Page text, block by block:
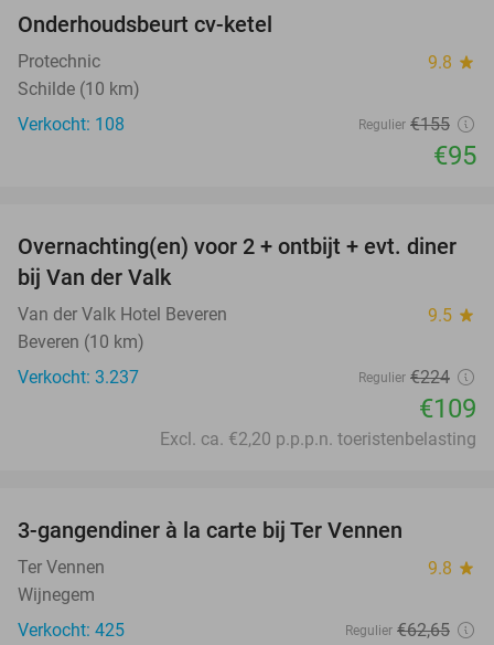
Onderhoudsbeurt cv-ketel
Protechnic 9.8 star
Schilde (10 km)
Verkocht: 108
Regulier €155
€95
51%
Overnachting(en) voor 2 + ontbijt + evt. diner
bij Van der Valk
Van der Valk Hotel Beveren 9.5 star
Beveren (10 km)
Verkocht: 3.237
Regulier €224
€109
Excl. ca. €2,20 p.p.p.n. toeristenbelasting
3-gangendiner à la carte bij Ter Vennen
Ter Vennen 9.8 star
Wijnegem
Verkocht: 425
Regulier €62,65